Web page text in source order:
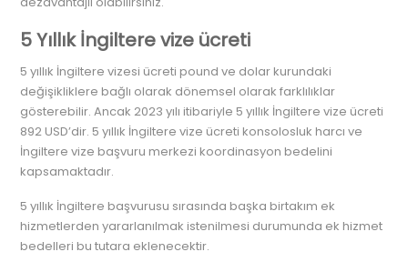
5 Yıllık İngiltere vize ücreti
5 yıllık İngiltere vizesi ücreti pound ve dolar kurundaki
değişikliklere bağlı olarak dönemsel olarak farklılıklar
gösterebilir. Ancak 2023 yılı itibariyle 5 yıllık İngiltere vize ücreti
892 USD’dir. 5 yıllık İngiltere vize ücreti konsolosluk harcı ve
İngiltere vize başvuru merkezi koordinasyon bedelini
kapsamaktadır.
5 yıllık İngiltere başvurusu sırasında başka birtakım ek
hizmetlerden yararlanılmak istenilmesi durumunda ek hizmet
bedelleri bu tutara eklenecektir.